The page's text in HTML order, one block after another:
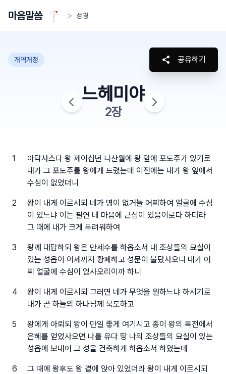
마음말씀 > 성경
개역개정 공유하기
느헤미야
2장
1
아닥사스다 왕 제이십년 니산월에 왕 앞에 포도주가 있기로
내가 그 포도주를 왕에게 드렸는데 이전에는 내가 왕 앞에서
수심이 없었더니
2
왕이 내게 이르시되 네가 병이 없거늘 어찌하여 얼굴에 수심
이 있느냐 이는 필연 네 마음에 근심이 있음이로다 하더라
그 때에 내가 크게 두려워하여
3
왕께 대답하되 왕은 만세수를 하옵소서 내 조상들의 묘실이
있는 성읍이 이제까지 황폐하고 성문이 불탔사오니 내가 어
찌 얼굴에 수심이 없사오리이까 하니
4
왕이 내게 이르시되 그러면 네가 무엇을 원하느냐 하시기로
내가 곧 하늘의 하나님께 묵도하고
5
왕에게 아뢰되 왕이 만일 좋게 여기시고 종이 왕의 목전에서
은혜를 얻었사오면 나를 유다 땅 나의 조상들의 묘실이 있는
성읍에 보내어 그 성을 건축하게 하옵소서 하였는데
6
그 때에 왕후도 왕 곁에 앉아 있었더라 왕이 내게 이르시되